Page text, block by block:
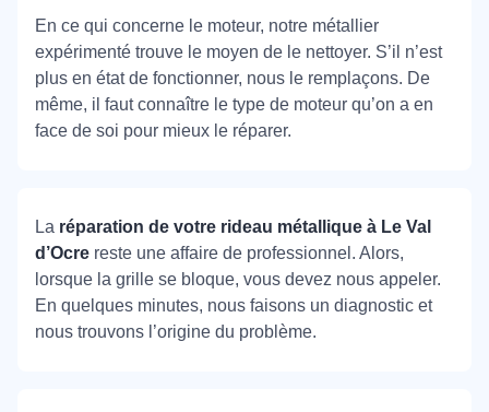
En ce qui concerne le moteur, notre métallier
expérimenté trouve le moyen de le nettoyer. S’il n’est
plus en état de fonctionner, nous le remplaçons. De
même, il faut connaître le type de moteur qu’on a en
face de soi pour mieux le réparer.
La réparation de votre rideau métallique à Le Val
d’Ocre reste une affaire de professionnel. Alors,
lorsque la grille se bloque, vous devez nous appeler.
En quelques minutes, nous faisons un diagnostic et
nous trouvons l’origine du problème.